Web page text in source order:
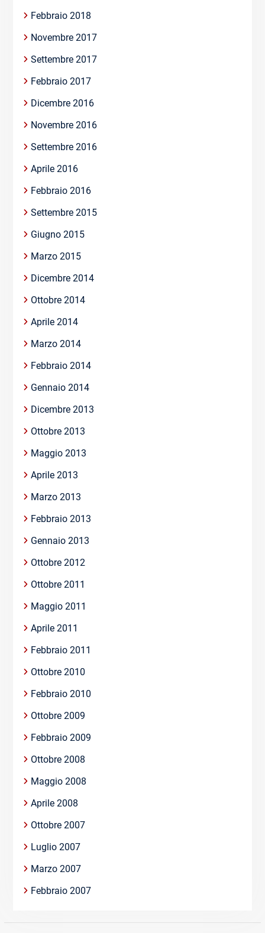
Febbraio 2018
Novembre 2017
Settembre 2017
Febbraio 2017
Dicembre 2016
Novembre 2016
Settembre 2016
Aprile 2016
Febbraio 2016
Settembre 2015
Giugno 2015
Marzo 2015
Dicembre 2014
Ottobre 2014
Aprile 2014
Marzo 2014
Febbraio 2014
Gennaio 2014
Dicembre 2013
Ottobre 2013
Maggio 2013
Aprile 2013
Marzo 2013
Febbraio 2013
Gennaio 2013
Ottobre 2012
Ottobre 2011
Maggio 2011
Aprile 2011
Febbraio 2011
Ottobre 2010
Febbraio 2010
Ottobre 2009
Febbraio 2009
Ottobre 2008
Maggio 2008
Aprile 2008
Ottobre 2007
Luglio 2007
Marzo 2007
Febbraio 2007